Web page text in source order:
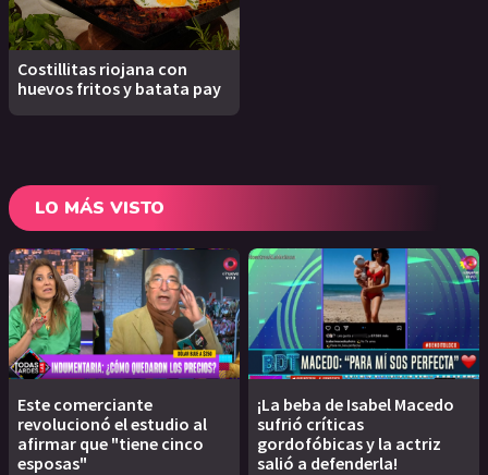
Costillitas riojana con
huevos fritos y batata pay
LO MÁS VISTO
Este comerciante
revolucionó el estudio al
afirmar que "tiene cinco
esposas"
¡La beba de Isabel Macedo
sufrió críticas
gordofóbicas y la actriz
salió a defenderla!